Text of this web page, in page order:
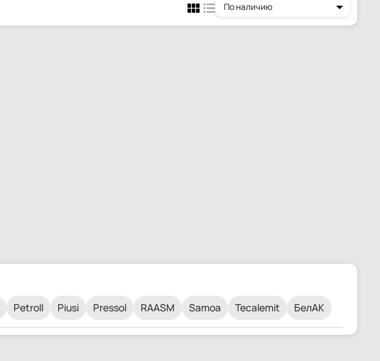
По наличию
Petroll Piusi Pressol RAASM Samoa Tecalemit БелАК